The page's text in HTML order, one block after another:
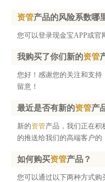
资管产品的风险系数哪
您可以登录现金宝APP或官
我购买了你们新的资管
您好！感谢您的关注和支持
留意！
最近是否有新的资管产
新的资管产品，我们正在积
的推送给我们的高端客户的
如何购买资管产品？
您可以通过以下两种方式购